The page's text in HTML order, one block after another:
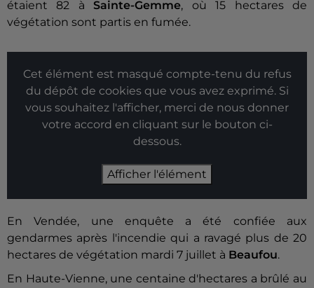
étaient 82 àSainte-Gemme, où 15 hectares de
végétation sont partis en fumée.
Cet élément est masqué compte-tenu du refus
du dépôt de cookies que vous avez exprimé. Si
vous souhaitez l'afficher, merci de nous donner
votre accord en cliquant sur le bouton ci-
dessous.
Afficher l'élément
En Vendée, une enquête a été confiée aux
gendarmes après l'incendie qui a ravagé plus de 20
hectares de végétation mardi 7 juillet à Beaufou.
En Haute-Vienne, une centaine d'hectares a brûlé au